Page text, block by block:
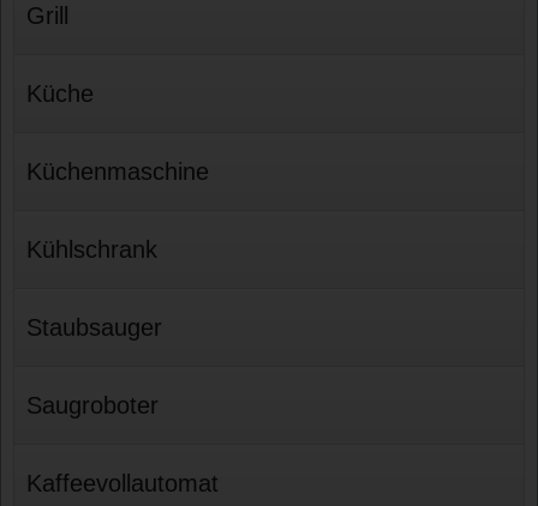
Grill
Küche
Küchenmaschine
Kühlschrank
Staubsauger
Saugroboter
Kaffeevollautomat